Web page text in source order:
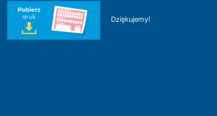
Dziękujemy!